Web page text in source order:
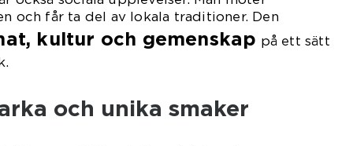
och får ta del av lokala traditioner. Den
kultur och gemenskap på ett sätt
och unika smaker